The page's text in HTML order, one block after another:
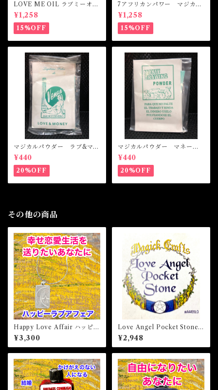
LOVE ME OIL ラブミーオイ
ル -相思相愛・愛される-
¥1,258
15%OFF
7アフリカンパワー マジカル
オイル・魔女オイル 7AFRI
CAN POWERS Magical Oil
¥1,258
15%OFF
マジカルパウダー ラブ&マネ
ー Magical Powder LOVE
&MONEY
¥440
20%OFF
マジカルパウダー マネード
ローイング Magical Powde
r MONEY DRAWING
¥440
20%OFF
その他の商品
Happy Love Affair ハッピー
ラブアフェア 白魔術アミュ
レット
¥3,300
Love Angel Pocket Stone
ラブエンジェルポケットスト
ーン 白魔術アミュレット
¥2,948